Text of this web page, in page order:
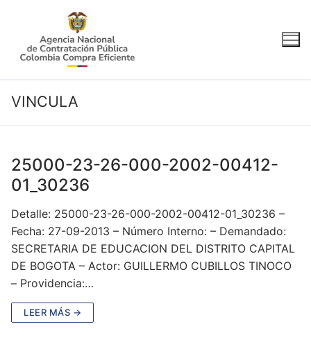
contenido
VINCULA
25000-23-26-000-2002-00412-
01_30236
Detalle: 25000-23-26-000-2002-00412-01_30236 –
Fecha: 27-09-2013 – Número Interno: – Demandado:
SECRETARIA DE EDUCACION DEL DISTRITO CAPITAL
DE BOGOTA – Actor: GUILLERMO CUBILLOS TINOCO
– Providencia:…
LEER MÁS →